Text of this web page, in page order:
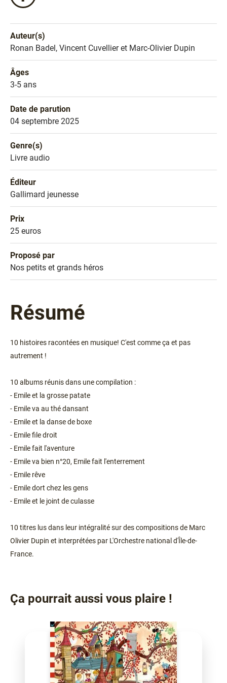
ce
Facebook
!
Auteur(s)
Nom de l'auteur
Ronan Badel, Vincent Cuvellier et Marc-Olivier Dupin
Âges
Âges
3-5 ans
Date de parution
Date de parution
04 septembre 2025
Genre(s)
Genre littéraire
Livre audio
Éditeur
Éditeur
Gallimard jeunesse
Prix
Prix
25 euros
Proposé par
Sélection
Nos petits et grands héros
Résumé
10 histoires racontées en musique! C'est comme ça et pas
autrement !
10 albums réunis dans une compilation :
- Emile et la grosse patate
- Emile va au thé dansant
- Emile et la danse de boxe
- Emile file droit
- Emile fait l'aventure
- Emile va bien n°20, Emile fait l'enterrement
- Emile rêve
- Emile dort chez les gens
- Emile et le joint de culasse
10 titres lus dans leur intégralité sur des compositions de Marc
Olivier Dupin et interprétées par L'Orchestre national d'Île-de-
France.
Ça pourrait aussi vous plaire !